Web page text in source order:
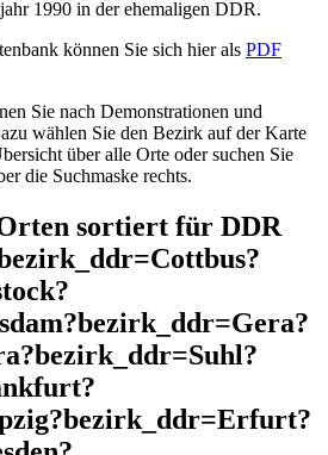
1990 in der ehemaligen DDR.
können Sie sich hier als PDF
Sie nach Demonstrationen und
wählen Sie den Bezirk auf der Karte
über alle Orte oder suchen Sie
die Suchmaske rechts.
sortiert für DDR